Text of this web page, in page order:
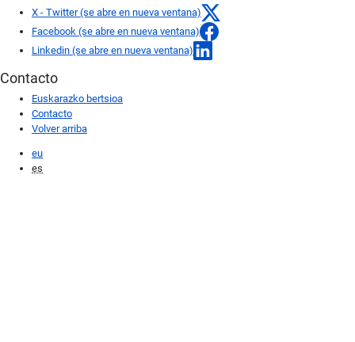
X - Twitter (se abre en nueva ventana)
Facebook (se abre en nueva ventana)
Linkedin (se abre en nueva ventana)
Contacto
Euskarazko bertsioa
Contacto
Volver arriba
eu
es